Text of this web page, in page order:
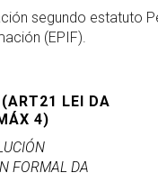
segundo estatuto
(EPIF).
LEI DA
4)
FORMAL DA